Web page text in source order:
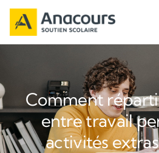
Comment
entre travail
activités